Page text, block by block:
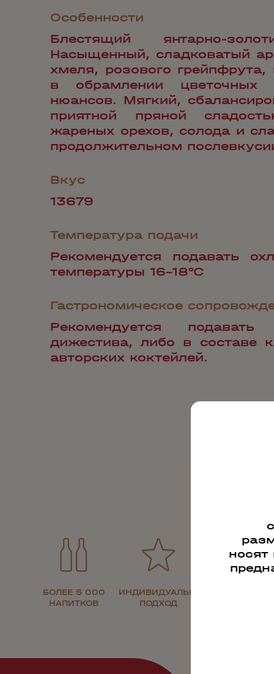
Особенности
Блестящий янтарно-
Насыщенный, сладковатый
хмеля, розового
в обрамлении цветочных
нюансов. Мягкий,
приятной пряной
жареных орехов, солода и
продолжительном
Вкус
13679
Температура подачи
Рекомендуется подавать
температуры 16-18°С
Гастрономическое
Рекомендуется
дижестива, либо в составе
авторских коктейлей.
БОЛЕЕ 5 000
НАПИТКОВ
ИНДИВИДУАЛЬНЫЙ
ПОДХОД